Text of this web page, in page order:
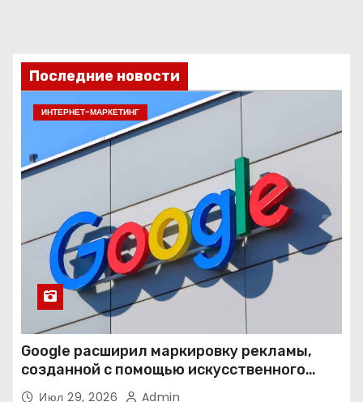
Последние новости
ИНТЕРНЕТ-МАРКЕТИНГ
Google расширил маркировку рекламы,
созданной с помощью искусственного
интеллекта
Июл 29, 2026 Admin